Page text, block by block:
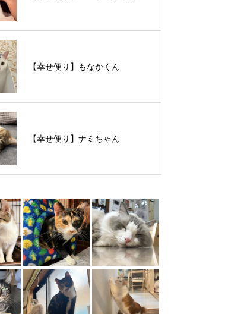
【幸せ便り】もなかくん
【幸せ便り】ナミちゃん
【里親様募集中】スンスンちゃん
【里親様募集中】タルトくん